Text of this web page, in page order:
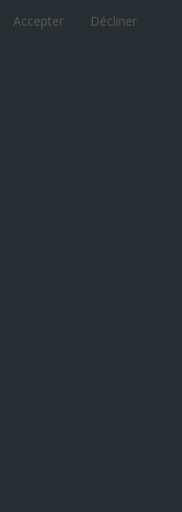
Accepter
Décliner